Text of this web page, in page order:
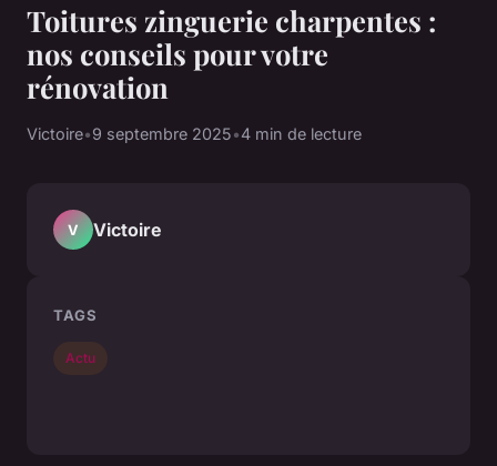
Toitures zinguerie charpentes :
nos conseils pour votre
rénovation
Victoire•9 septembre 2025•4 min de lecture
V Victoire
TAGS
Actu